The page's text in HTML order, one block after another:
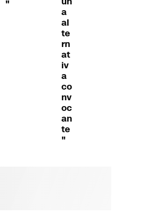
"
a
al
te
rn
at
iv
a
co
nv
oc
an
te
"